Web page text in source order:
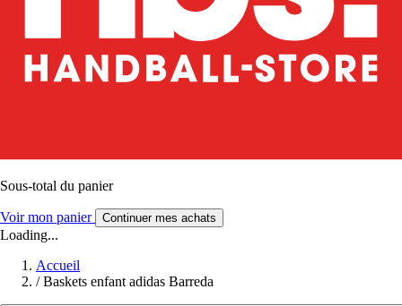
Sous-total du panier
Voir mon panier Continuer mes achats
Loading...
Accueil
/ Baskets enfant adidas Barreda